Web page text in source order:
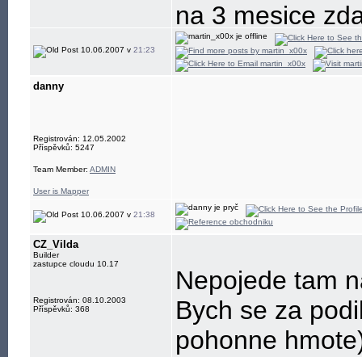
na 3 mesice
ramci cloudu
------------
10.06.2007 v 21:23
danny
Registrován: 12.05.2002
Příspěvků: 5247
Team Member: ADMIN
User is Mapper
10.06.2007 v 21:38
CZ_Vilda
Builder
zastupce cloudu 10.17
Registrován: 08.10.2003
Příspěvků: 368
Nepojede tam
Bych se za
pohonne